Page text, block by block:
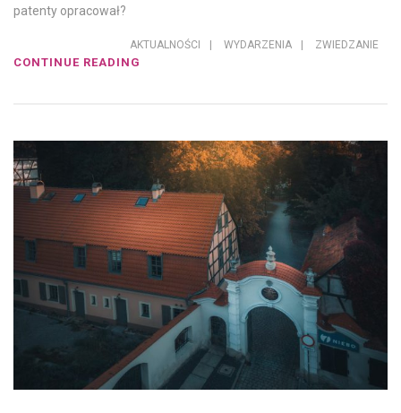
patenty opracował?
AKTUALNOŚCI | WYDARZENIA | ZWIEDZANIE
CONTINUE READING